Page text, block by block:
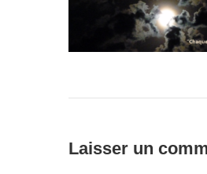
Laisser un